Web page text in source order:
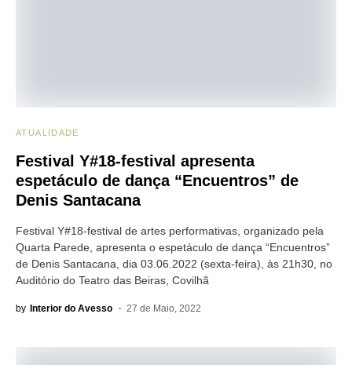
ATUALIDADE
Festival Y#18-festival apresenta
espetáculo de dança “Encuentros” de
Denis Santacana
Festival Y#18-festival de artes performativas, organizado pela
Quarta Parede, apresenta o espetáculo de dança “Encuentros”
de Denis Santacana, dia 03.06.2022 (sexta-feira), às 21h30, no
Auditório do Teatro das Beiras, Covilhã
by Interior do Avesso 27 de Maio, 2022